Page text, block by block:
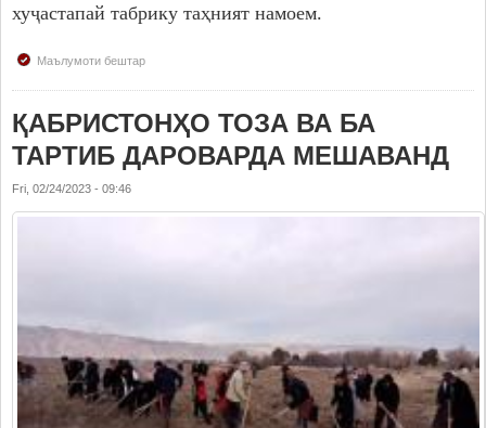
хуҷастапай табрику таҳният намоем.
Маълумоти бештар
ҚАБРИСТОНҲО ТОЗА ВА БА
ТАРТИБ ДАРОВАРДА МЕШАВАНД
Fri, 02/24/2023 - 09:46